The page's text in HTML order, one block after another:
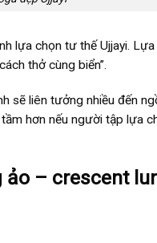
lựa chọn tư thế Ujjayi.
thở cùng biển”.
sẽ liên tưởng nhiều đến
hơn nếu người tập lựa
ảo – crescent